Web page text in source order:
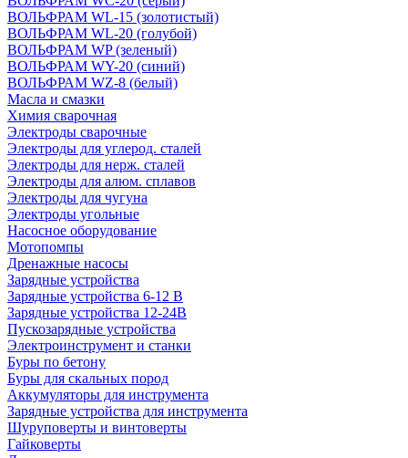
ВОЛЬФРАМ WL-15 (золотистый)
ВОЛЬФРАМ WL-20 (голубой)
ВОЛЬФРАМ WP (зеленый)
ВОЛЬФРАМ WY-20 (синий)
ВОЛЬФРАМ WZ-8 (белый)
Масла и смазки
Химия сварочная
Электроды сварочные
Электроды для углерод. сталей
Электроды для нерж. сталей
Электроды для алюм. сплавов
Электроды для чугуна
Электроды угольные
Насосное оборудование
Мотопомпы
Дренажные насосы
Зарядные устройства
Зарядные устройства 6-12 В
Зарядные устройства 12-24В
Пускозарядные устройства
Электроинструмент и станки
Буры по бетону
Буры для скальных пород
Аккумуляторы для инструмента
Зарядные устройства для инструмента
Шуруповерты и винтоверты
Гайковерты